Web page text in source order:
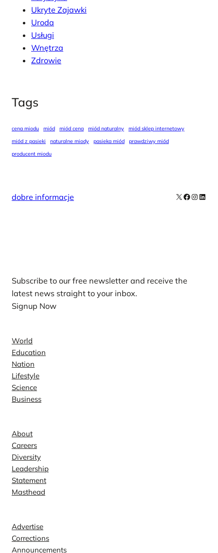
Ukryte Zajawki
Uroda
Usługi
Wnętrza
Zdrowie
Tags
cena miodu miód miód cena miód naturalny
miód sklep internetowy
miód z pasieki
naturalne miody pasieka miód
prawdziwy miód
producent miodu
dobre informacje X Facebook
Subscribe to our free newsletter and receive the
latest news straight to your inbox.
Signup Now
World
Education
Nation
Lifestyle
Science
Business
About
Careers
Diversity
Leadership
Statement
Masthead
Advertise
Corrections
Announcements